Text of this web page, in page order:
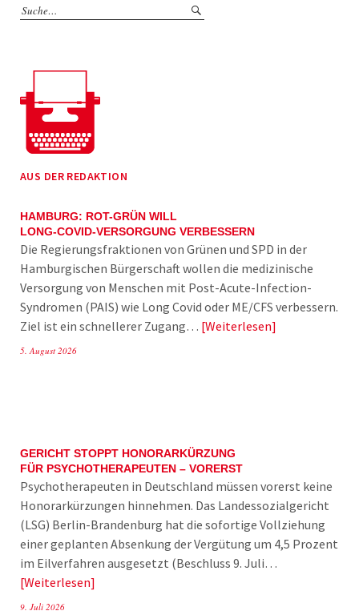
AUS DER REDAKTION
HAMBURG: ROT-GRÜN WILL
LONG-COVID-VERSORGUNG VERBESSERN
Die Regierungsfraktionen von Grünen und SPD in der
Hamburgischen Bürgerschaft wollen die medizinische
Versorgung von Menschen mit Post-Acute-Infection-
Syndromen (PAIS) wie Long Covid oder ME/CFS verbessern.
Ziel ist ein schnellerer Zugang… Weiterlesen
5. August 2026
GERICHT STOPPT HONORARKÜRZUNG
FÜR PSYCHOTHERAPEUTEN – VORERST
Psychotherapeuten in Deutschland müssen vorerst keine
Honorarkürzungen hinnehmen. Das Landessozialgericht
(LSG) Berlin-Brandenburg hat die sofortige Vollziehung
einer geplanten Absenkung der Vergütung um 4,5 Prozent
im Eilverfahren ausgesetzt (Beschluss 9. Juli…
Weiterlesen
9. Juli 2026